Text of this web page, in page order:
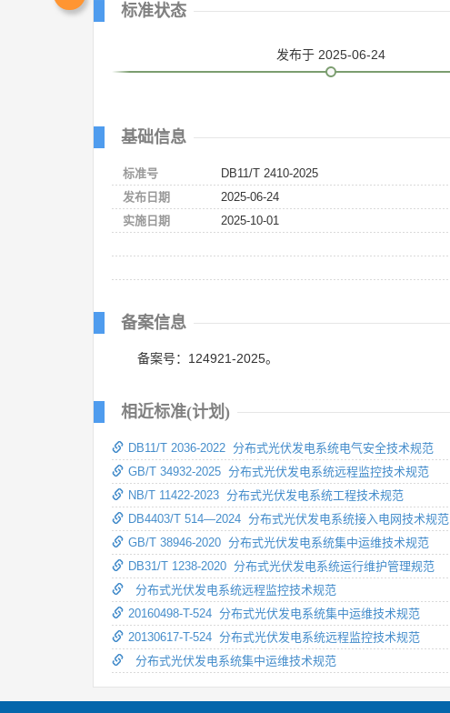
标准状态
发布于 2025-06-24
基础信息
标准号
DB11/T 2410-2025
发布日期
2025-06-24
实施日期
2025-10-01
备案信息
备案号：124921-2025。
相近标准(计划)
DB11/T 2036-2022 分布式光伏发电系统电气安全技术规范
GB/T 34932-2025 分布式光伏发电系统远程监控技术规范
NB/T 11422-2023 分布式光伏发电系统工程技术规范
DB4403/T 514—2024 分布式光伏发电系统接入电网技术规范
GB/T 38946-2020 分布式光伏发电系统集中运维技术规范
DB31/T 1238-2020 分布式光伏发电系统运行维护管理规范
分布式光伏发电系统远程监控技术规范
20160498-T-524 分布式光伏发电系统集中运维技术规范
20130617-T-524 分布式光伏发电系统远程监控技术规范
分布式光伏发电系统集中运维技术规范